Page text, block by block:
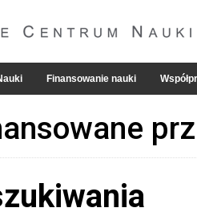
Finansowanie nauki